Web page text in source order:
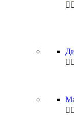
 
 
 